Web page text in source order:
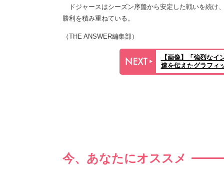
ドジャースはシーズン序盤から安定した戦いを続け
勝利を積み重ねている。
（THE ANSWER編集部）
【画像】「強烈な
速を伝えたグラフィ
今、あなたにオススメ